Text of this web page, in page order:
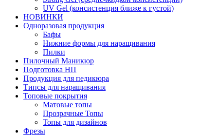
UV Gel (консистенция ближе к густой)
НОВИНКИ
Одноразовая продукция
Бафы
Нижние формы для наращивания
Пилки
Пилочный Маникюр
Подготовка НП
Продукция для педикюра
Типсы для наращивания
Топовые покрытия
Матовые топы
Прозрачные Топы
Топы для дизайнов
Фрезы